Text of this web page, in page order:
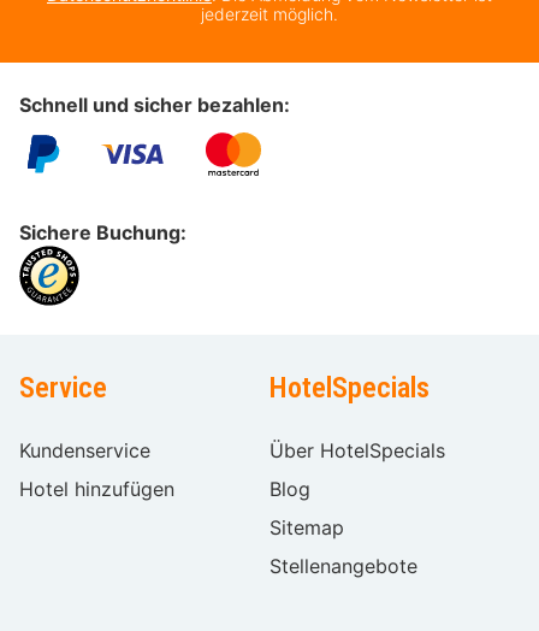
jederzeit möglich.
Schnell und sicher bezahlen:
Sichere Buchung:
Service
Kundenservice
Hotel hinzufügen
HotelSpecials
Über HotelSpecials
Blog
Sitemap
Stellenangebote